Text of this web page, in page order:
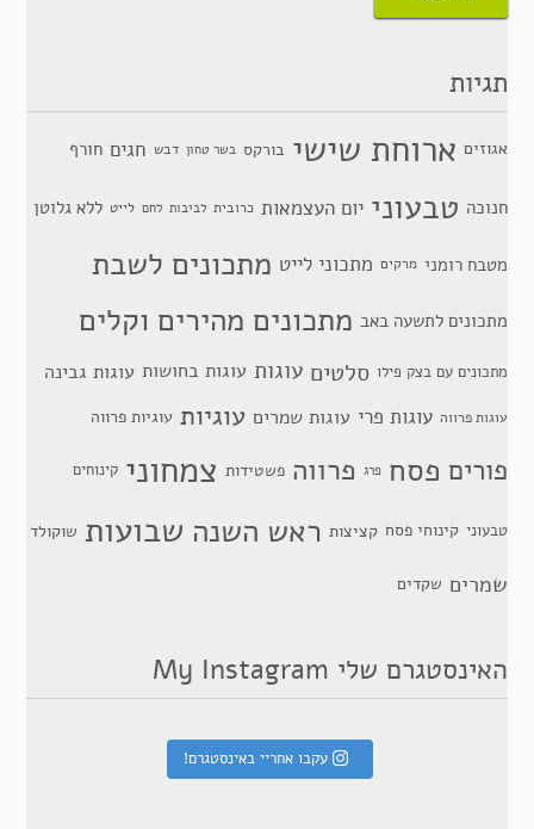
תגיות
אגוזים ארוחת שישי בורקס בשר טחון דבש חגים חורף
חנוכה טבעוני יום העצמאות כרובית לביבות לחם לייט ללא גלוטן
מטבח רומני מרקים מתכוני לייט מתכונים לשבת
מתכונים לתשעה באב מתכונים מהירים וקלים
מתכונים עם בצק פילו סלטים עוגות עוגות בחושות עוגות גבינה
עוגות פרווה עוגות פרי עוגות שמרים עוגיות עוגיות פרווה
פורים פסח פרג פרווה פשטידות צמחוני קינוחים
טבעוני קינוחי פסח קציצות ראש השנה שבועות שוקולד
שמרים שקדים
האינסטגרם שלי My Instagram
עקבו אחריי באינסטגרם!